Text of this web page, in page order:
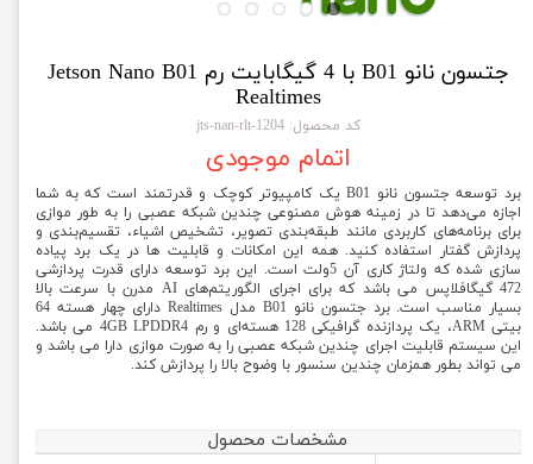
جتسون نانو B01 با 4 گیگابایت رم Jetson Nano B01
Realtimes
کد محصول: 1204-jts-nan-rlt
اتمام موجودی
برد توسعه جتسون نانو B01 یک کامپیوتر کوچک و قدرتمند است که به شما
اجازه می‌دهد تا در زمینه هوش مصنوعی چندین شبکه عصبی را به طور موازی
برای برنامه‌های کاربردی مانند طبقه‌بندی تصویر، تشخیص اشیاء، تقسیم‌بندی و
پردازش گفتار استفاده کنید. همه این امکانات و قابلیت ها در یک برد پیاده
سازی شده که ولتاژ کاری آن 5ولت است. این برد توسعه دارای قدرت پردازشی
472 گیگافلاپس می باشد که برای اجرای الگوریتم‌های AI مدرن با سرعت بالا
بسیار مناسب است. برد جتسون نانو B01 مدل Realtimes دارای چهار هسته 64
بیتی ARM، یک پردازنده گرافیکی 128 هسته‌ای و رم 4GB LPDDR4 می باشد.
این سیستم قابلیت اجرای چندین شبکه عصبی را به صورت موازی دارا می باشد و
می تواند بطور همزمان چندین سنسور با وضوح بالا را پردازش کند.
مشخصات محصول